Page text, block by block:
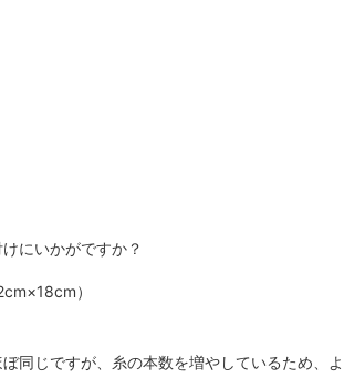
にいかがですか？
）
同じですが、糸の本数を増やしているため、よ